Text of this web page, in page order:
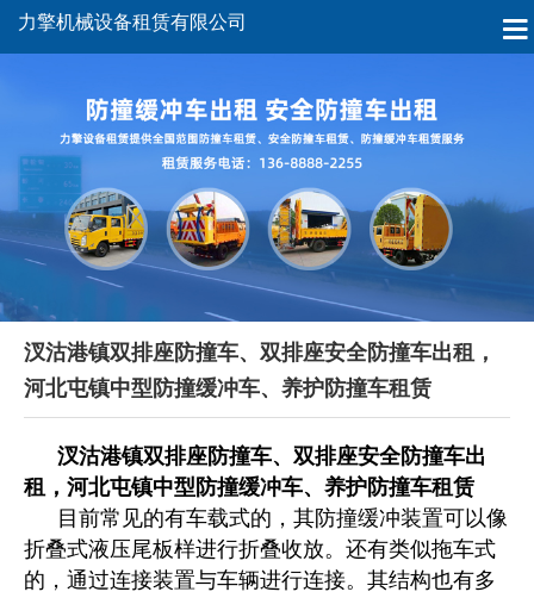
力擎机械设备租赁有限公司
汊沽港镇双排座防撞车、双排座安全防撞车出租，
河北屯镇中型防撞缓冲车、养护防撞车租赁
汊沽港镇双排座防撞车、双排座安全防撞车出
租，河北屯镇中型防撞缓冲车、养护防撞车租赁
目前常见的有车载式的，其防撞缓冲装置可以像
折叠式液压尾板样进行折叠收放。还有类似拖车式
的，通过连接装置与车辆进行连接。其结构也有多